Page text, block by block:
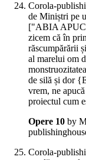
Corola-
de Miniștri pe
["ABIA
zicem că în
răscumpărării
al marelui om
de silă și dor
vrem, ne
proiectul cum
Opere 10 by
Corola-